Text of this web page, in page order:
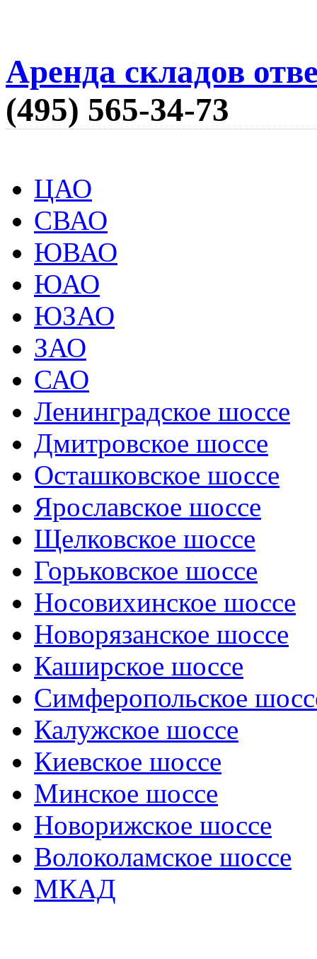
Аренда складов
(495) 565-34-73
ЦАО
СВАО
ЮВАО
ЮАО
ЮЗАО
ЗАО
САО
Ленинградское шоссе
Дмитровское шоссе
Осташковское шоссе
Ярославское шоссе
Щелковское шоссе
Горьковское шоссе
Носовихинское шоссе
Новорязанское шоссе
Каширское шоссе
Симферопольское
Калужское шоссе
Киевское шоссе
Минское шоссе
Новорижское шоссе
Волоколамское шоссе
МКАД